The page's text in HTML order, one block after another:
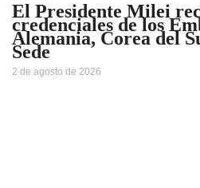
El Presidente Milei
credenciales de los
Alemania, Corea del
Sede
2 de agosto de 2026